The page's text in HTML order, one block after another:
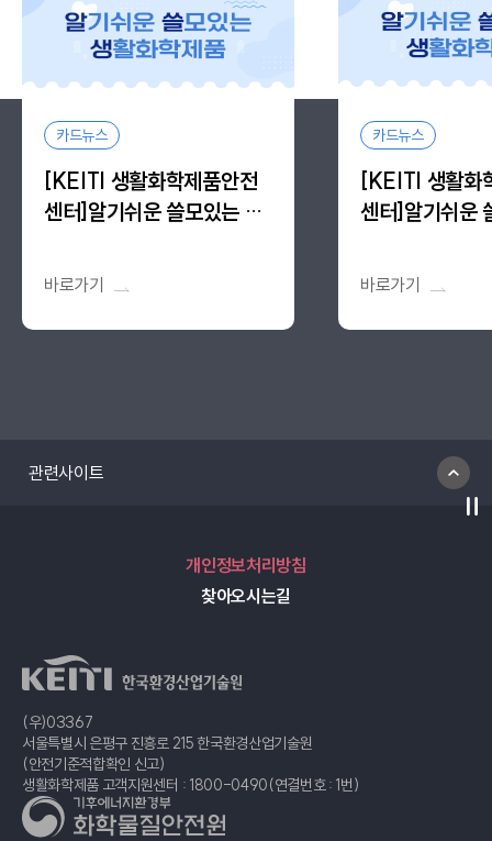
카드뉴스
[KEITI 생활화학제품안전
센터]알기쉬운 쓸모있는 생
바로가기
카드뉴스
[KEITI 생활화
센터]알기쉬운
바로가기
관련사이트
(우)03367
서울특별시 은평구 진흥로 215 한국환경산업기술원
(안전기준적합확인 신고)
생활화학제품 고객지원센터 : 1800-0490(연결번호 : 1번)
개인정보처리방침
찾아오시는길